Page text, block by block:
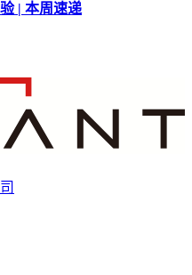
| 本周速递